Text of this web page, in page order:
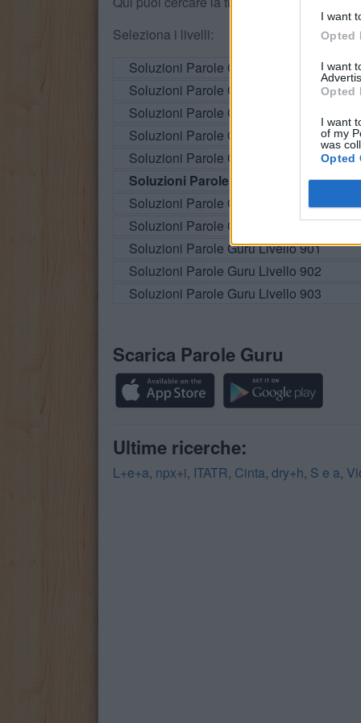
I want
Opted
I want
Opted
I want
of my
was
Opted
Seleziona i livelli:
Soluzioni Parole Guru Livello 893
Soluzioni Parole Guru Livello 894
Soluzioni Parole Guru Livello 895
Soluzioni Parole Guru Livello 896
Soluzioni Parole Guru Livello 897
Soluzioni Parole Guru Livello 898
Soluzioni Parole Guru Livello 899
Soluzioni Parole Guru Livello 900
Soluzioni Parole Guru Livello 901
Soluzioni Parole Guru Livello 902
Soluzioni Parole Guru Livello 903
Scarica Parole Guru
Ultime ricerche:
L+e+a, npx+i, ITATR, Cinta, dry+h, S e a,